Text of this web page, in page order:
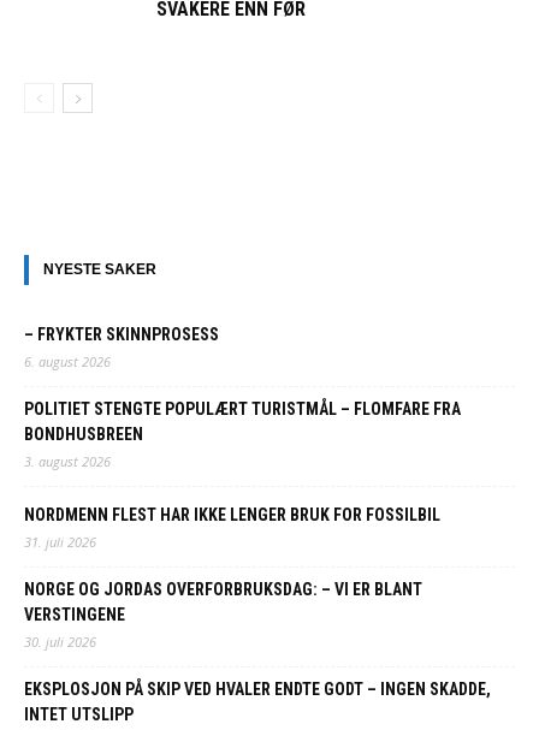
SVAKERE ENN FØR
NYESTE SAKER
– FRYKTER SKINNPROSESS
6. august 2026
POLITIET STENGTE POPULÆRT TURISTMÅL – FLOMFARE FRA
BONDHUSBREEN
3. august 2026
NORDMENN FLEST HAR IKKE LENGER BRUK FOR FOSSILBIL
31. juli 2026
NORGE OG JORDAS OVERFORBRUKSDAG: – VI ER BLANT
VERSTINGENE
30. juli 2026
EKSPLOSJON PÅ SKIP VED HVALER ENDTE GODT – INGEN SKADDE,
INTET UTSLIPP